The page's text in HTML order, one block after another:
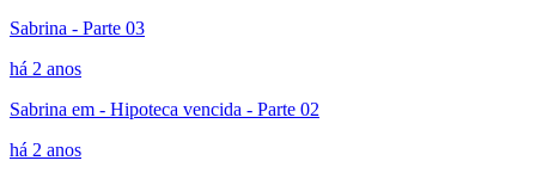
Sabrina - Parte 03
há 2 anos
Sabrina em - Hipoteca vencida - Parte 02
há 2 anos